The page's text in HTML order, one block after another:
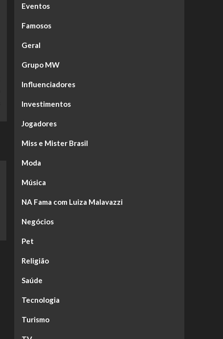
Eventos
Famosos
Geral
Grupo MW
Influenciadores
Investimentos
Jogadores
Miss e Mister Brasil
Moda
Música
NA Fama com Luiza Malavazzi
Negócios
Pet
Religião
Saúde
Tecnologia
Turismo